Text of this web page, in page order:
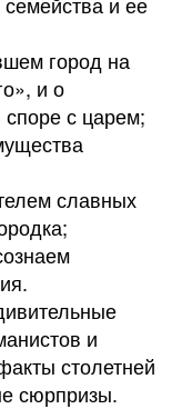
город на
и о
с царем;
славных
и
столетней
сюрпризы.